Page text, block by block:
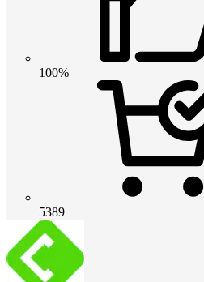
100%
5389